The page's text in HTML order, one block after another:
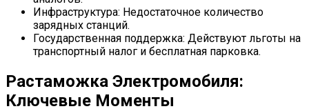
Инфраструктура: Недостаточное количество
зарядных станций.
Государственная поддержка: Действуют льготы на
транспортный налог и бесплатная парковка.
Растаможка Электромобиля:
Ключевые Моменты